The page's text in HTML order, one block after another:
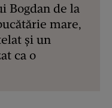
Bogdan de la
mare,
și un
ca o